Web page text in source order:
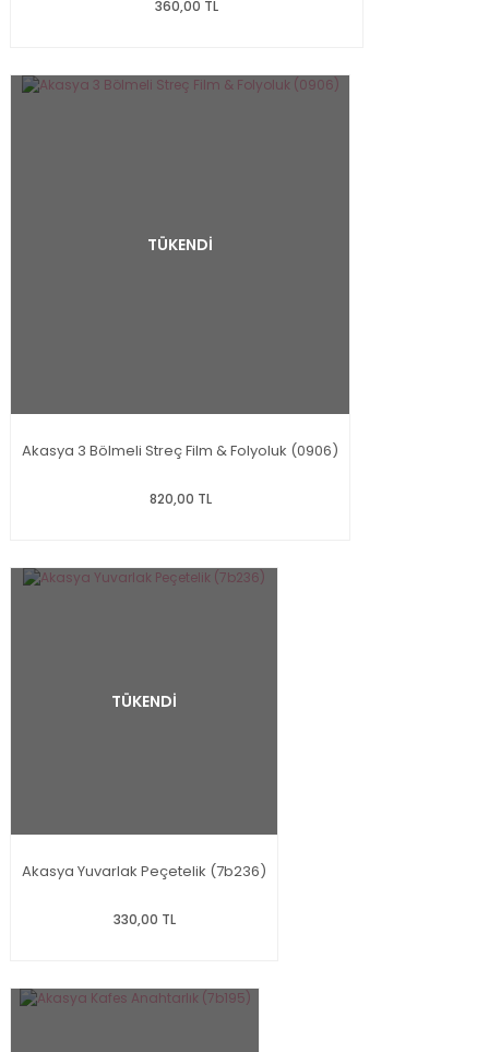
360,00 TL
TÜKENDİ
Akasya 3 Bölmeli Streç Film & Folyoluk (0906)
820,00 TL
TÜKENDİ
Akasya Yuvarlak Peçetelik (7b236)
330,00 TL